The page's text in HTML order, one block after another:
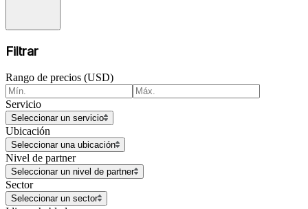
Filtrar
Rango de precios (USD)
Servicio
Seleccionar un servicio
Ubicación
Seleccionar una ubicación
Nivel de partner
Seleccionar un nivel de partner
Sector
Seleccionar un sector